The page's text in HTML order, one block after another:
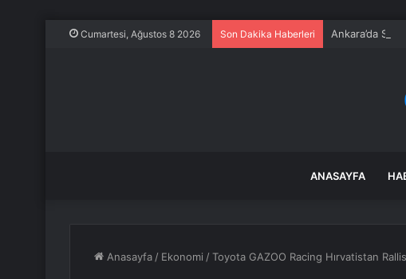
Cumartesi, Ağustos 8 2026 Son Dakika Haberleri Ankara’da
ANASAYFA
Anasayfa / Ekonomi /Toyota GAZOO Racing Hırvatistan